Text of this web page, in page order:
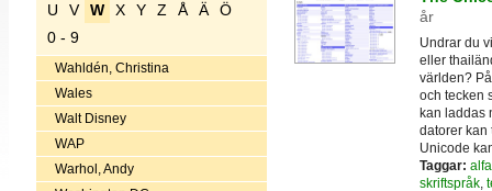
U
V W X Y Z Å Ä
Ö
0 - 9
Wahldén, Christina
Wales
Walt Disney
WAP
Warhol, Andy
år
Undrar du
eller
världen?
och tecken
kan laddas
datorer kan
Unicode
Taggar:
skriftspråk,